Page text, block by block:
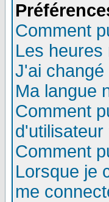
Comment
Les
J'ai
Ma langue
Comment
d'utilisateur
Comment
Lorsque je
me